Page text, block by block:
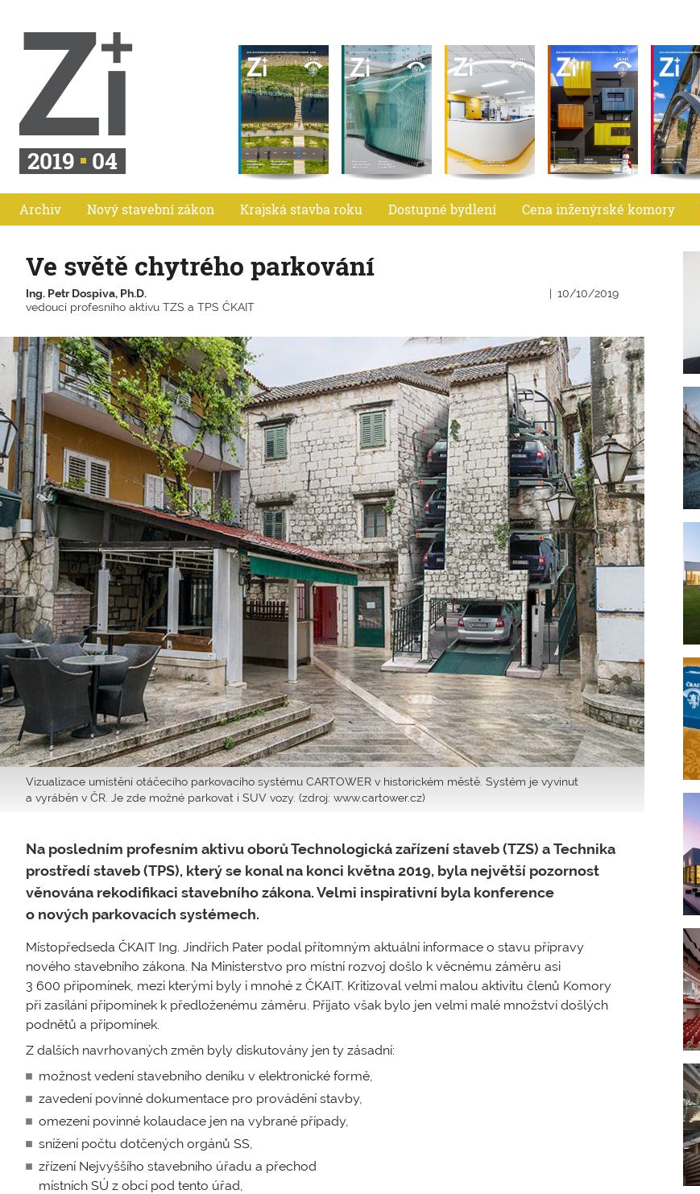
2019 04
Archiv Nový stavební zákon Krajská stavba roku Dostupné bydlení Cena inženýrské komory
Ve světě chytrého parkování
Ing. Petr Dospiva, Ph.D.
vedoucí profesního aktivu TZS a TPS ČKAIT
10/10/2019
Vizualizace umístění otáčecího parkovacího systému CARTOWER v historickém městě. Systém je vyvinut
a vyráběn v ČR. Je zde možné parkovat i SUV vozy. (zdroj: www.cartower.cz)
Na posledním profesním aktivu oborů Technologická zařízení staveb (TZS) a Technika
prostředí staveb (TPS), který se konal na konci května 2019, byla největší pozornost
věnována rekodifikaci stavebního zákona. Velmi inspirativní byla konference
o nových parkovacích systémech.
Místopředseda ČKAIT Ing. Jindřich Pater podal přítomným aktuální informace o stavu přípravy
nového stavebního zákona. Na Ministerstvo pro místní rozvoj došlo k věcnému záměru asi
3 600 připomínek, mezi kterými byly i mnohé z ČKAIT. Kritizoval velmi malou aktivitu členů Komory
při zasílání připomínek k předloženému záměru. Přijato však bylo jen velmi malé množství došlých
podnětů a připomínek.
Z dalších navrhovaných změn byly diskutovány jen ty zásadní:
možnost vedení stavebního deníku v elektronické formě,
zavedení povinné dokumentace pro provádění stavby,
omezení povinné kolaudace jen na vybrané případy,
snížení počtu dotčených orgánů SS,
zřízení Nejvyššího stavebního úřadu a přechod
místních SÚ z obcí pod tento úřad,